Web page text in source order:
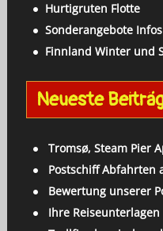
Hurtigruten Flotte
Sonderangebote
Finnland Winter und
Neueste
Tromsø, Steam Pier
Postschiff Abfahrten
Bewertung unserer
Ihre Reiseunterlagen